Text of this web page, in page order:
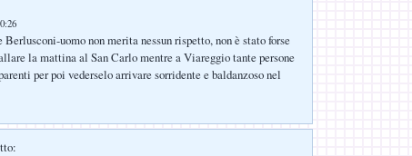
Berlusconi-uomo non merita nessun rispetto, non è stato forse
la mattina al San Carlo mentre a Viareggio tante persone
per poi vederselo arrivare sorridente e baldanzoso nel